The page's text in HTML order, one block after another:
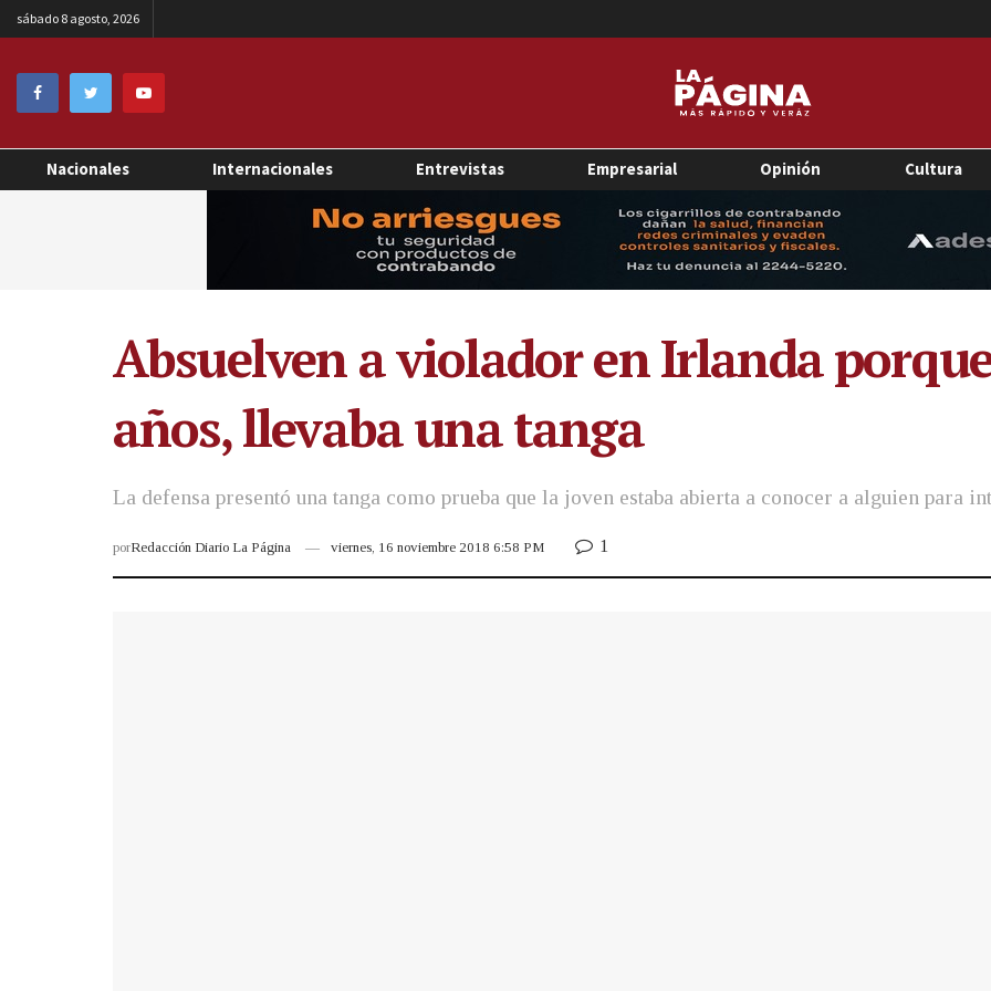
sábado 8 agosto, 2026
Nacionales Internacionales Entrevistas Empresarial Opinión Cultura
Absuelven a violador en Irlanda
años, llevaba una tanga
La defensa presentó una tanga como prueba que la joven estaba abierta a conocer a alguien para
porRedacción Diario La Página viernes, 16 noviembre 2018 6:58 PM 1